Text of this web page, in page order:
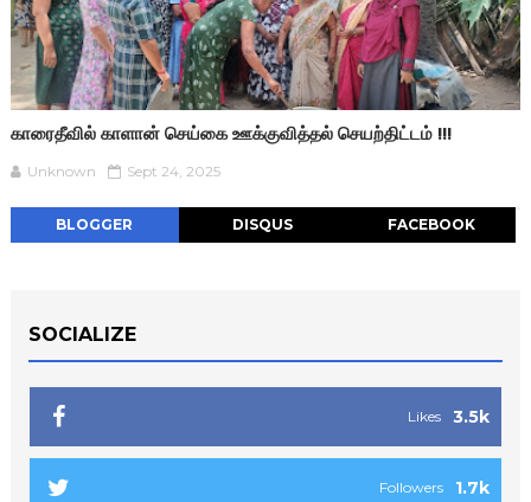
காரைதீவில் காளான் செய்கை ஊக்குவித்தல் செயற்திட்டம் !!!
Unknown Sept 24, 2025
BLOGGER DISQUS FACEBOOK
SOCIALIZE
3.5k
Likes
1.7k
Followers